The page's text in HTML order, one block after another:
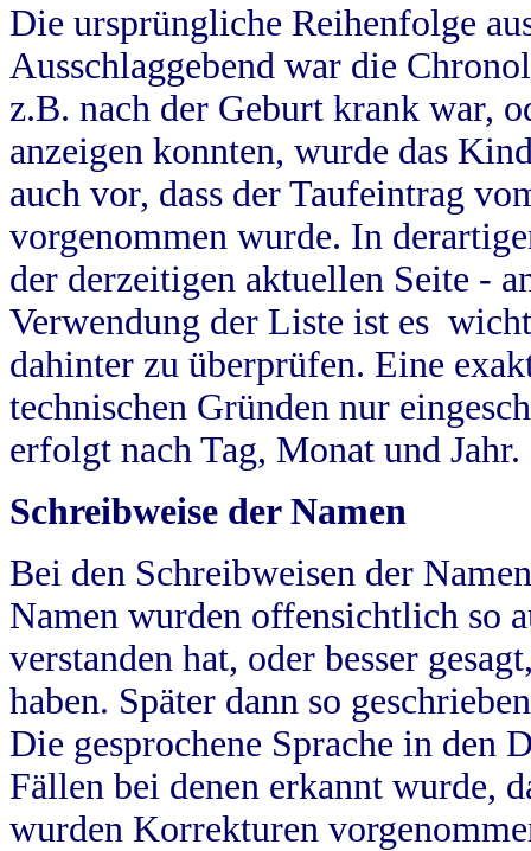
Die ursprüngliche Reihenfolge
Ausschlaggebend war die
z.B. nach der Geburt krank war,
anzeigen konnten, wurde das
auch vor, dass der Taufeintrag
vorgenommen wurde. In
der derzeitigen aktuellen Seite -
Verwendung der Liste ist es
dahinter zu überprüfen. Eine
technischen Gründen nur
erfolgt nach Tag, Monat und Jahr.
Schreibweise der Namen
Bei den Schreibweisen der
Namen wurden offensichtlich so
verstanden hat, oder besser
haben. Später dann so
Die gesprochene Sprache in
Fällen bei denen erkannt wurde,
wurden Korrekturen